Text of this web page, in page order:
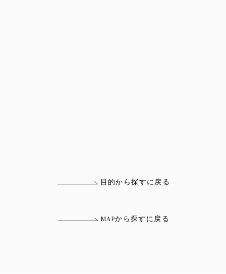
目的から探すに戻る
MAPから探すに戻る